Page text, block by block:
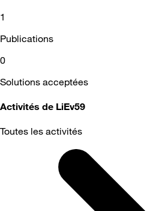
1
Publications
0
Solutions acceptées
Activités de LiEv59
Toutes les activités